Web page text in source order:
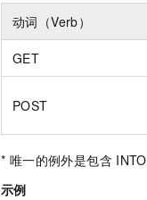
动词（Verb）
GET
POST
* 唯一的例外是包含 INTO
示例